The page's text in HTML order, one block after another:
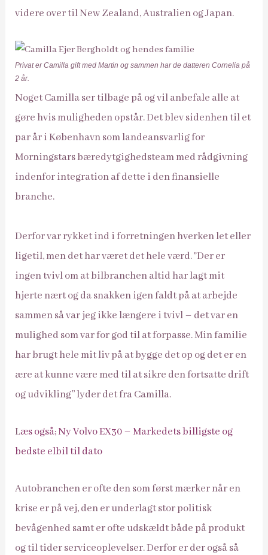
videre over til New Zealand, Australien og Japan.
Privat er Camilla gift med Martin og sammen har de datteren Cornelia på
2 år.
Noget Camilla ser tilbage på og vil anbefale alle at
gøre hvis muligheden opstår. Det blev sidenhen til et
par år i København som landeansvarlig for
Morningstars bæredytgighedsteam med rådgivning
indenfor integration af dette i den finansielle
branche.
Derfor var rykket ind i forretningen hverken let eller
ligetil, men det har været det hele værd. ”Der er
ingen tvivl om at bilbranchen altid har lagt mit
hjerte nært og da snakken igen faldt på at arbejde
sammen så var jeg ikke længere i tvivl – det var en
mulighed som var for god til at forpasse. Min familie
har brugt hele mit liv på at bygge det op og det er en
ære at kunne være med til at sikre den fortsatte drift
og udvikling’’ lyder det fra Camilla.
Læs også; Ny Volvo EX30 – Markedets billigste og
bedste elbil til dato
Autobranchen er ofte den som først mærker når en
krise er på vej, den er underlagt stor politisk
bevågenhed samt er ofte udskældt både på produkt
og til tider serviceoplevelser. Derfor er der også så